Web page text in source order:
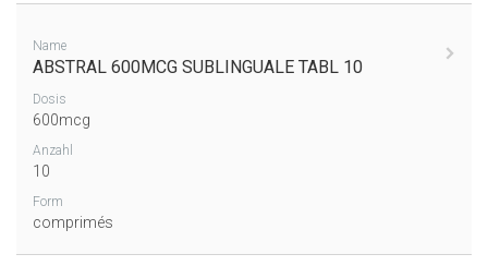
Name
ABSTRAL 600MCG SUBLINGUALE TABL 10
Dosis
600mcg
Anzahl
10
Form
comprimés